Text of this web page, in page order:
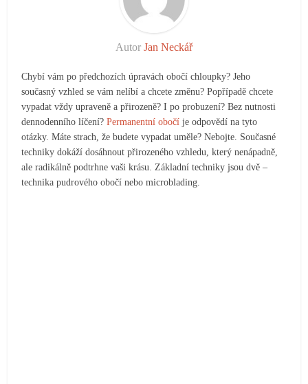
Autor Jan Neckář
Chybí vám po předchozích úpravách obočí chloupky? Jeho
současný vzhled se vám nelíbí a chcete změnu? Popřípadě chcete
vypadat vždy upraveně a přirozeně? I po probuzení? Bez nutnosti
dennodenního líčení?Permanentní obočí je odpovědí na tyto
otázky. Máte strach, že budete vypadat uměle? Nebojte. Současné
techniky dokáží dosáhnout přirozeného vzhledu, který nenápadně,
ale radikálně podtrhne vaši krásu. Základní techniky jsou dvě –
technika pudrového obočí nebo microblading.